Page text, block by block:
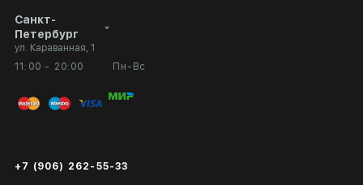
Санкт-
Петербург
ул. Караванная, 1
11:00 - 20:00
Пн-Вс
+7 (906) 262-55-33
Личный кабинет
Вопросы и ответы
Публичная оферта
Экспертиза/Вывоз за границу
Сотрудничество
Выставка в галерее